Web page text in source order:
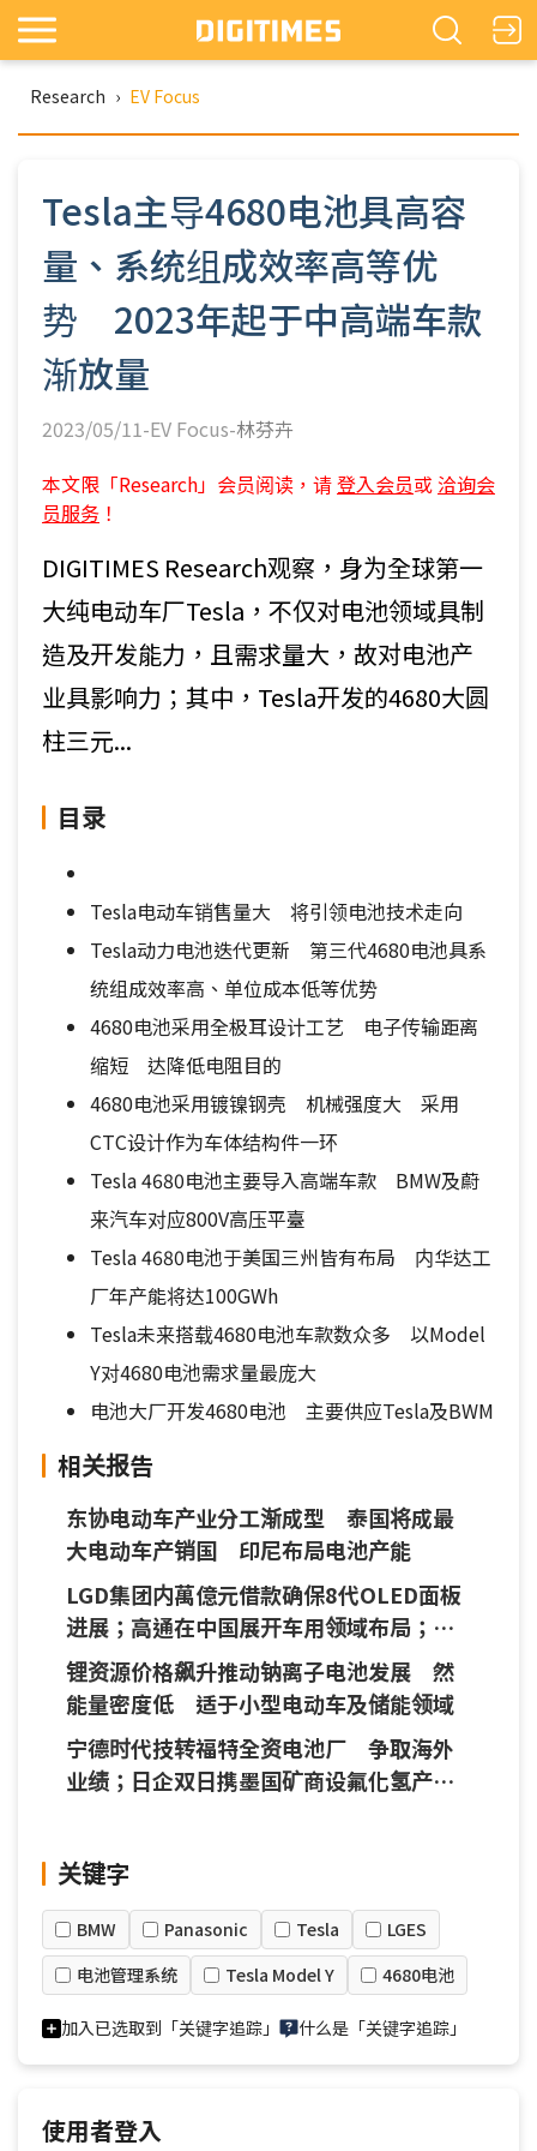
Research › EV Focus
Tesla主导4680电池具高容
量、系统组成效率高等优
势 2023年起于中高端车款
渐放量
2023/05/11-EV Focus-林芬卉
本文限「Research」会员阅读，请登入会员或 洽询会
员服务 ！
DIGITIMES Research观察，身为全球第一
大纯电动车厂Tesla，不仅对电池领域具制
造及开发能力，且需求量大，故对电池产
业具影响力；其中，Tesla开发的4680大圆
柱三元...
目录
Tesla电动车销售量大 将引领电池技术走向
Tesla动力电池迭代更新 第三代4680电池具系
统组成效率高、单位成本低等优势
4680电池采用全极耳设计工艺 电子传输距离
缩短 达降低电阻目的
4680电池采用镀镍钢壳 机械强度大 采用
CTC设计作为车体结构件一环
Tesla 4680电池主要导入高端车款 BMW及蔚
来汽车对应800V高压平臺
Tesla 4680电池于美国三州皆有布局 内华达工
厂年产能将达100GWh
Tesla未来搭载4680电池车款数众多 以Model
Y对4680电池需求量最庞大
电池大厂开发4680电池 主要供应Tesla及BWM
相关报告
东协电动车产业分工渐成型 泰国将成最
大电动车产销国 印尼布局电池产能
LGD集团内萬億元借款确保8代OLED面板
进展；高通在中国展开车用领域布局；
Maxell全固态电池应用从民生消费跨入工
业领域
锂资源价格飙升推动钠离子电池发展 然
能量密度低 适于小型电动车及储能领域
宁德时代技转福特全资电池厂 争取海外
业绩；日企双日携墨国矿商设氟化氢产
关键字
BMW Panasonic Tesla
LGES
电池管理系统
Tesla Model Y 4680电池
加入已选取到「关键字追踪」 什么是「关键字追踪」
使用者登入